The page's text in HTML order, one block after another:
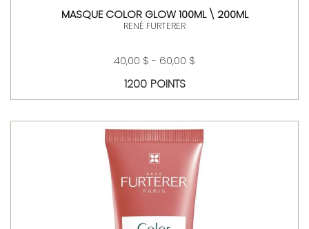
MASQUE COLOR GLOW 100ML \ 200ML
RENÉ FURTERER
40,00 $ - 60,00 $
1200 POINTS